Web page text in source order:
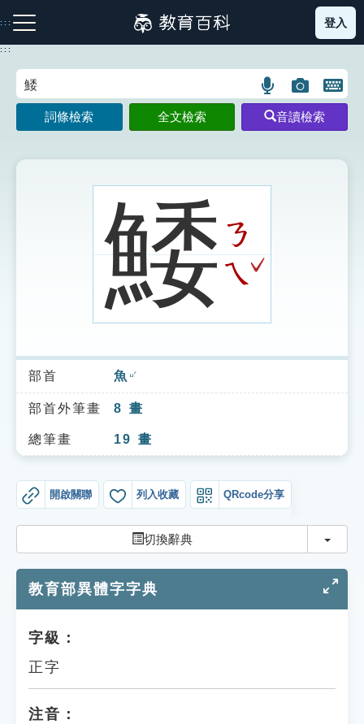
到
主
:::
注音索引圖示 筆畫索引圖示 部首索引表圖示
索引選單
知識索引
單字索引
貓頭鷹博士
登入
:::
語
言
搜
示
圖
片
搜
開
鍵
圖
詞條檢索 全文檢索 音讀檢索
鯘ㄋ
ㄟ ˇ
部首 魚 ㄩˊ
部首外筆畫 8 畫
總筆畫 19 畫
開啟關聯 列入收藏 QRcode分享
切換辭典 切換
教育部異體字字典
字級：
正字
注音：